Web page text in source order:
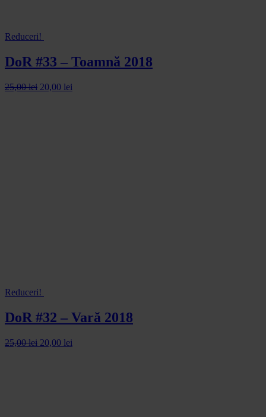
Reduceri!
DoR #33 – Toamnă 2018
25,00lei 20,00 lei
Reduceri!
DoR #32 – Vară 2018
25,00lei 20,00 lei